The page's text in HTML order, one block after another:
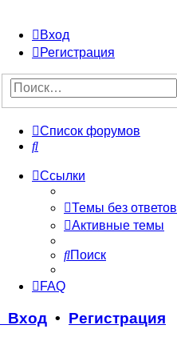
Вход
Регистрация
Список форумов
Поиск
Ссылки
Темы без ответов
Активные темы
Поиск
FAQ
Вход • Регистрация